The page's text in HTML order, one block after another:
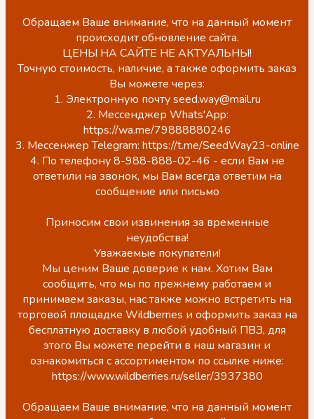
Обращаем Ваше внимание, что на данный момент
происходит обновление сайта.
ЦЕНЫ НА САЙТЕ НЕ АКТУАЛЬНЫ!
Точную стоимость, наличие, а также оформить заказ
Вы можете через:
1. Электронную почту seed.way@mail.ru
2. Мессенджер Whats'App:
https://wa.me/79888880246
3. Мессенжер Telegram: https://t.me/SeedWay23-online
4. По телефону 8-988-888-02-46 - если Вам не
ответили на звонок, мы Вам всегда ответим на
сообщение или письмо
Приносим свои извинения за временные
неудобства!
Уважаемые покупатели!
Мы ценим Ваше доверие к нам. Хотим Вам
сообщить, что мы по прежнему работаем и
принимаем заказы, нас также можно встретить на
торговой площадке Wildberries и оформить заказ на
бесплатную доставку в любой удобный ПВЗ, для
этого Вы можете перейти в наш магазин и
ознакомиться с ассортиментом по ссылке ниже:
https://www.wildberries.ru/seller/3937380
Обращаем Ваше внимание, что на данный момент